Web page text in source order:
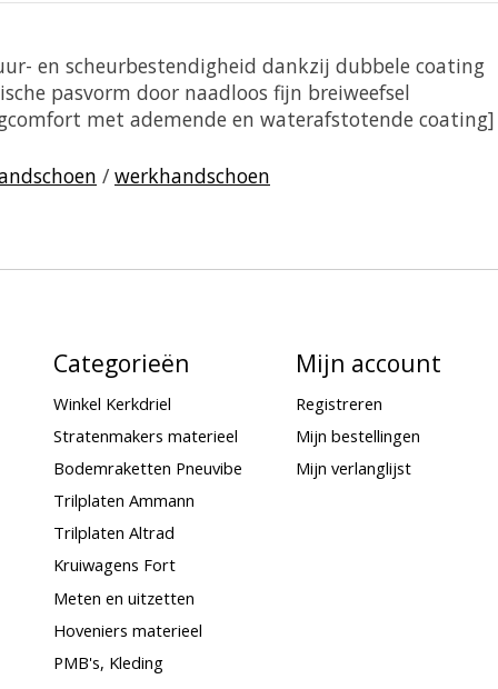
en scheurbestendigheid dankzij dubbele coating
pasvorm door naadloos fijn breiweefsel
met ademende en waterafstotende coating]
/ werkhandschoen
Categorieën
Winkel Kerkdriel
Stratenmakers materieel
Bodemraketten Pneuvibe
Trilplaten Ammann
Trilplaten Altrad
Kruiwagens Fort
Meten en uitzetten
Hoveniers materieel
PMB's, Kleding
Mijn account
Registreren
Mijn bestellingen
Mijn verlanglijst